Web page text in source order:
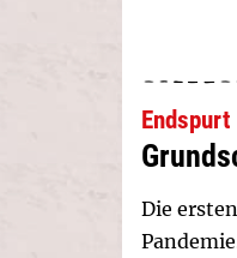
Endspurt
Die